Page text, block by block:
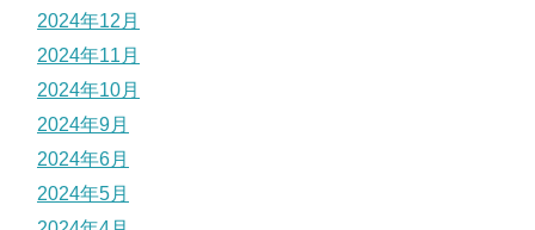
2024年12月
2024年11月
2024年10月
2024年9月
2024年6月
2024年5月